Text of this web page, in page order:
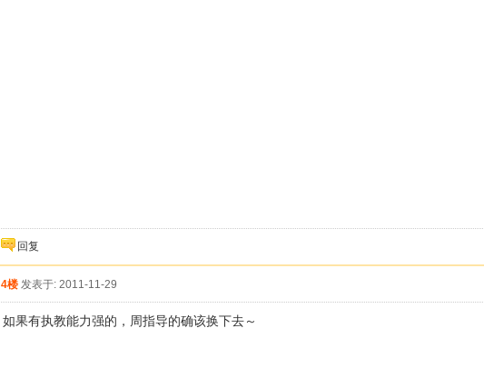
回复
4楼 发表于: 2011-11-29
如果有执教能力强的，周指导的确该换下去～